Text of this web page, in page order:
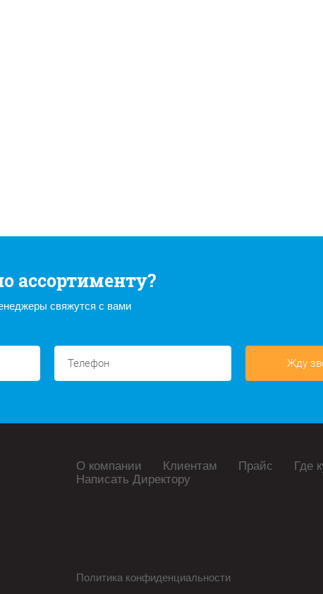
ассортименту?
свяжутся с вами
Жду
О компании Клиентам Прайс Где
Написать Директору
Политика конфиденциальности